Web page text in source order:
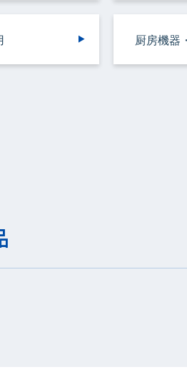
厨房機器
ア用 バスルー
衣類用
用 リネンサ
用 リネンサ